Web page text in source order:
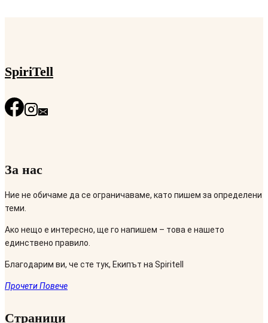
SpiriTell
За нас
Ние не обичаме да се ограничаваме, като пишем за определени
теми.
Ако нещо е интересно, ще го напишем – това е нашето
единствено правило.
Благодарим ви, че сте тук, Екипът на Spiritell
Прочети Повече
Страници